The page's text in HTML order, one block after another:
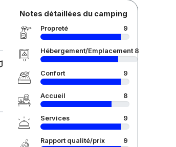
Notes détaillées du camping
Propreté 9
Hébergement/Emplacement 8
Confort 9
Accueil 8
Services 9
Rapport qualité/prix 9